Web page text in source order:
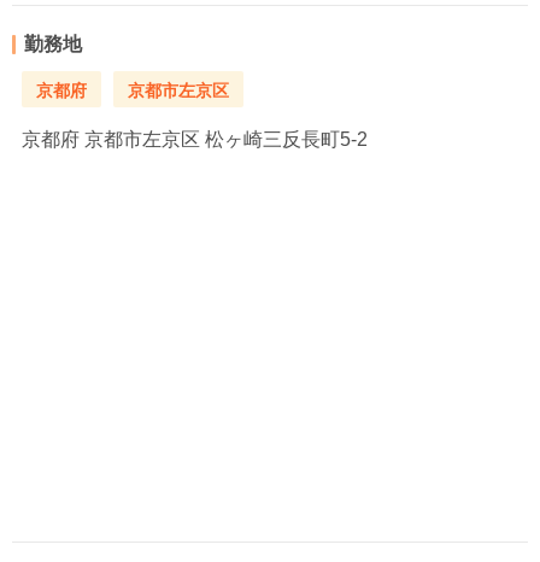
勤務地
京都府 京都市左京区
京都府 京都市左京区 松ヶ崎三反長町5-2